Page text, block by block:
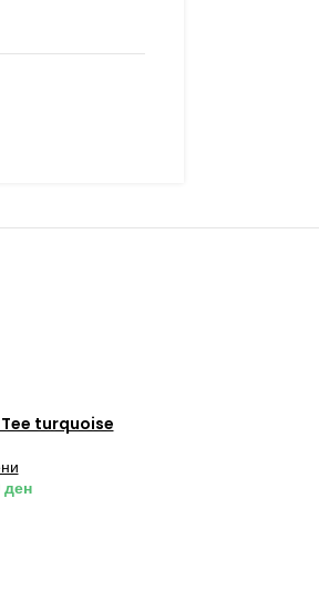
turquoise
ден